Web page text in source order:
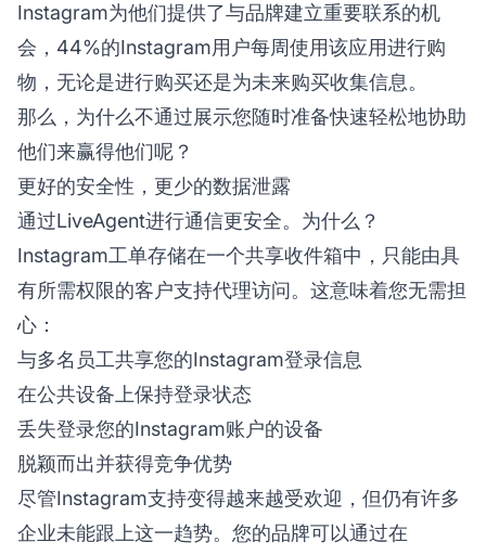
Instagram为他们提供了与品牌建立重要联系的机
会，44%的Instagram用户每周使用该应用进行购
物，无论是进行购买还是为未来购买收集信息。
那么，为什么不通过展示您随时准备快速轻松地协助
他们来赢得他们呢？
更好的安全性，更少的数据泄露
通过LiveAgent进行通信更安全。为什么？
Instagram工单存储在一个共享收件箱中，只能由具
有所需权限的客户支持代理访问。这意味着您无需担
心：
与多名员工共享您的Instagram登录信息
在公共设备上保持登录状态
丢失登录您的Instagram账户的设备
脱颖而出并获得竞争优势
尽管Instagram支持变得越来越受欢迎，但仍有许多
企业未能跟上这一趋势。您的品牌可以通过在